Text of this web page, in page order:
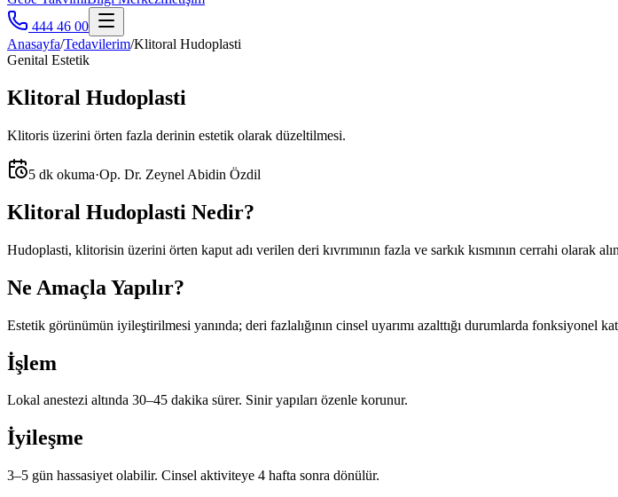
444 46 00
Anasayfa/Tedavilerim/Klitoral Hudoplasti
Genital Estetik
Klitoral Hudoplasti
Klitoris üzerini örten fazla derinin estetik olarak düzeltilmesi.
5 dk okuma·Op. Dr. Zeynel Abidin Özdil
Klitoral Hudoplasti Nedir?
Hudoplasti, klitorisin üzerini örten kaput adı verilen deri kıvrımının fazla ve sarkık kısmının cerrahi olarak
Ne Amaçla Yapılır?
Estetik görünümün iyileştirilmesi yanında; deri fazlalığının cinsel uyarımı azalttığı durumlarda fonksiyonel
İşlem
Lokal anestezi altında 30–45 dakika sürer. Sinir yapıları özenle korunur.
İyileşme
3–5 gün hassasiyet olabilir. Cinsel aktiviteye 4 hafta sonra dönülür.